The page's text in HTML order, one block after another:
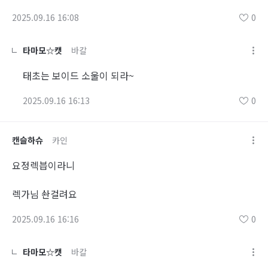
2025.09.16 16:08 0
타마모☆캣 바칼
태초는 보이드 소울이 되라~
2025.09.16 16:13 0
캔슬하슈 카인
요정렉븝이라니
렉가님 솬걸려요
2025.09.16 16:16 0
타마모☆캣 바칼